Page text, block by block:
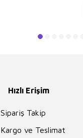
Hızlı Erişim
Sipariş Takip
Kargo ve Teslimat